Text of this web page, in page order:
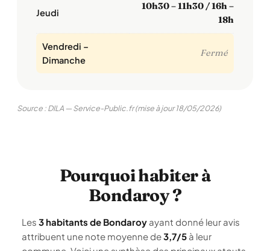
Jeudi
10h30 – 11h30 / 16h –
18h
Vendredi –
Dimanche
Fermé
Source : DILA — Service-Public.fr (mise à jour 18/05/2026)
Pourquoi habiter à
Bondaroy ?
Les 3 habitants de Bondaroy ayant donné leur avis
attribuent une note moyenne de3,7/5 à leur